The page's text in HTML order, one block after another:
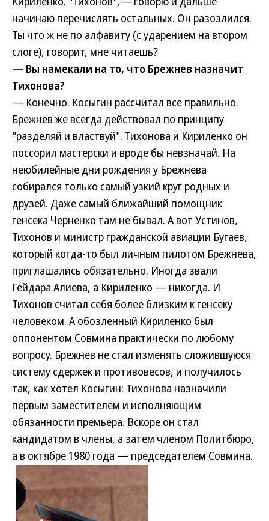
начинаю перечислять остальных. Он разозлился.
Ты что ж не по алфавиту (с ударением на втором
слоге), говорит, мне читаешь?
— Вы намекали на то, что Брежнев назначит
Тихонова?
— Конечно. Косыгин рассчитал все правильно.
Брежнев же всегда действовал по принципу
"разделяй и властвуй". Тихонова и Кириленко он
поссорил мастерски и вроде бы невзначай. На
неюбилейные дни рождения у Брежнева
собирался только самый узкий круг родных и
друзей. Даже самый ближайший помощник
генсека Черненко там не бывал. А вот Устинов,
Тихонов и министр гражданской авиации Бугаев,
который когда-то был личным пилотом Брежнева,
приглашались обязательно. Иногда звали
Гейдара Алиева, а Кириленко — никогда. И
Тихонов считал себя более близким к генсеку
человеком. А обозленный Кириленко был
оппонентом Совмина практически по любому
вопросу. Брежнев не стал изменять сложившуюся
систему сдержек и противовесов, и получилось
так, как хотел Косыгин: Тихонова назначили
первым заместителем и исполняющим
обязанности премьера. Вскоре он стал
кандидатом в члены, а затем членом Политбюро,
а в октябре 1980 года — председателем Совмина.